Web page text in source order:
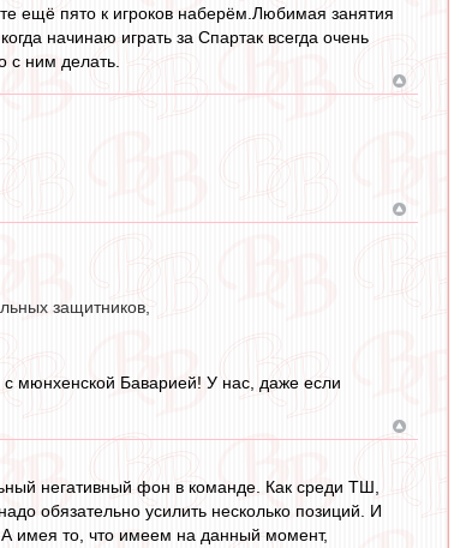
ещё пято к игроков наберём.Любимая занятия
начинаю играть за Спартак всегда очень
с ним делать.
защитников,
мюнхенской Баварией! У нас, даже если
негативный фон в команде. Как среди ТШ,
обязательно усилить несколько позиций. И
имея то, что имеем на данный момент,